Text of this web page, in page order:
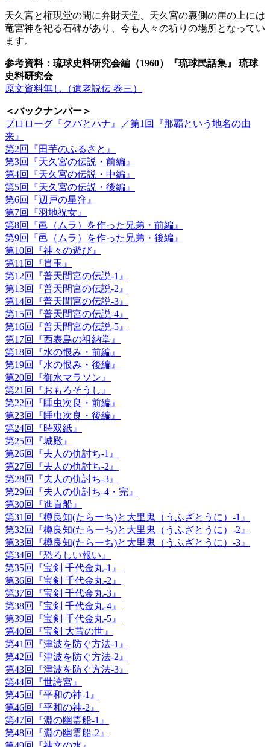
天久宮と権現堂の間に弁財天堂、天久宮の裏側の崖の上には
竜宮神を祀る石碑があり、今も人々の祈りの場所となってい
ます。
参考資料：琉球史料研究会編（1960）『琉球民話集』 琉球
史料研究会
原文資料無し（遺老説伝 巻三）
＜バックナンバー＞
プロローグ『クバとハナ』／第1回『那覇という地名の由
来』
第2回『田芋のふるさと』
第3回『天久宮の伝説・前編』
第4回『天久宮の伝説・中編』
第5回『天久宮の伝説・後編』
第6回『辺戸の星窪』
第7回『羽地祝女』
第8回『邑（ムラ）を作った兄弟・前編』
第9回『邑（ムラ）を作った兄弟・後編』
第10回『神々の遊び』
第11回『貫玉』
第12回『普天間宮の伝説-1』
第13回『普天間宮の伝説-2』
第14回『普天間宮の伝説-3』
第15回『普天間宮の伝説-4』
第16回『普天間宮の伝説-5』
第17回『西表島の祖納堂』
第18回『水の恨み・前編』
第19回『水の恨み・後編』
第20回『御水マラソン』
第21回『おもろそうし』
第22回『睡虫次良・前編』
第23回『睡虫次良・後編』
第24回『時双紙』
第25回『城殿』
第26回『夫人の仇討ち-1』
第27回『夫人の仇討ち-2』
第28回『夫人の仇討ち-3』
第29回『夫人の仇討ち-4・完』
第30回『進貢船』
第31回『樽良知(たらーち)と大里鬼（うふざとうに）-1』
第32回『樽良知(たらーち)と大里鬼（うふざとうに）-2』
第33回『樽良知(たらーち)と大里鬼（うふざとうに）-3』
第34回『恐ろしい報い』
第35回『宝剣 千代金丸-1』
第36回『宝剣 千代金丸-2』
第37回『宝剣 千代金丸-3』
第38回『宝剣 千代金丸-4』
第39回『宝剣 千代金丸-5』
第40回『宝剣 大昔の世』
第41回『津波を防ぐ方法-1』
第42回『津波を防ぐ方法-2』
第43回『津波を防ぐ方法-3』
第44回『世誇宮』
第45回『平和の神-1』
第46回『平和の神-2』
第47回『淵の幽霊船-1』
第48回『淵の幽霊船-2』